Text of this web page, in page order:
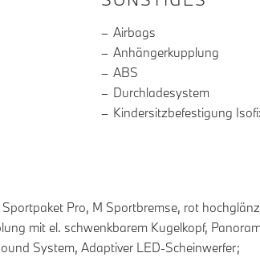
Airbags
Anhängerkupplung
ABS
Durchladesystem
Kindersitzbefestigung
Pro, M Sportbremse, rot
mit el. schwenkbarem Kugelkopf,
System, Adaptiver LED-Scheinwerfer;